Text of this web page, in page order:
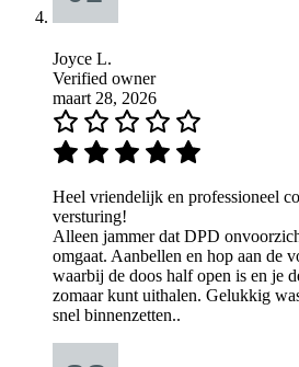
Joyce L.
Verified owner
maart 28, 2026
Heel vriendelijk en professioneel
versturing!
Alleen jammer dat DPD
omgaat. Aanbellen en hop aan de
waarbij de doos half open is en je
zomaar kunt uithalen. Gelukkig
snel binnenzetten..